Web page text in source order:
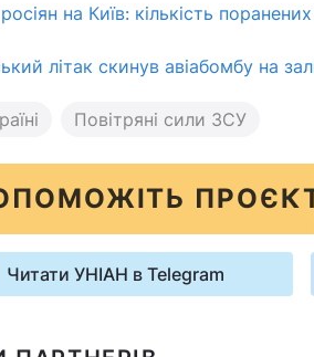
на Київ: кількість
літак скинув авіабомбу на
Повітряні сили ЗСУ
Читати УНІАН в Telegram